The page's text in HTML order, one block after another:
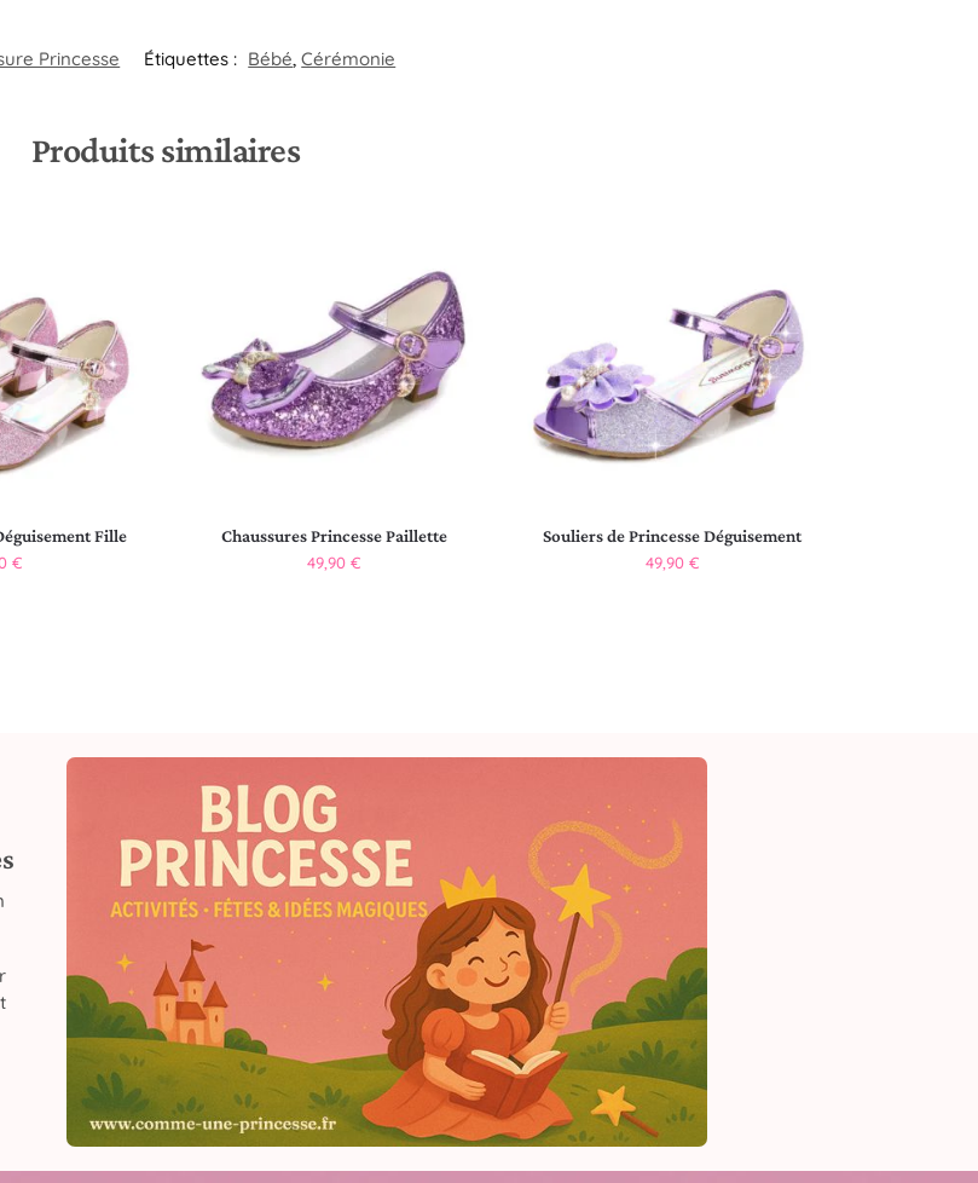
Princesse Étiquettes : Bébé,Cérémonie
Produits similaires
Fille
€
Chaussures Princesse Paillette
49,90 €
Souliers de Princesse Déguisement
49,90 €